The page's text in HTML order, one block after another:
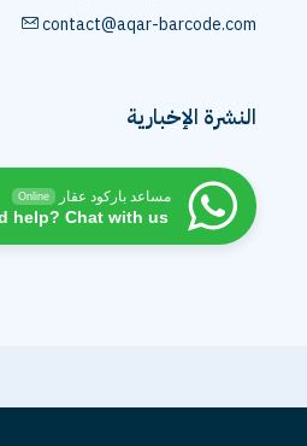
contact@aqar-barcode.com
النشرة الإخبارية
مساعد باركود عقار Online
help? Chat with us